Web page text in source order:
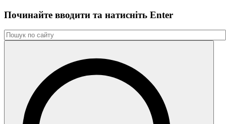
Починайте вводити та натиснiть Enter